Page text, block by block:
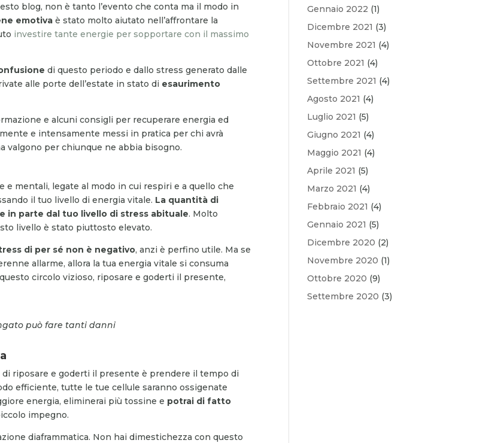
blog, non è tanto l’evento che conta ma il modo in
emotiva è stato molto aiutato nell’affrontare la
investire tante energie per sopportare con il massimo
di questo periodo e dallo stress generato dalle
alle porte dell’estate in stato di esaurimento
e alcuni consigli per recuperare energia ed
e intensamente messi in pratica per chi avrà
valgono per chiunque ne abbia bisogno.
mentali, legate al modo in cui respiri e a quello che
il tuo livello di energia vitale. La quantità di
in parte dal tuo livello di stress abituale. Molto
livello è stato piuttosto elevato.
di per sé non è negativo, anzi è perfino utile. Ma se
allarme, allora la tua energia vitale si consuma
circolo vizioso, riposare e goderti il presente,
può fare tanti danni
riposare e goderti il presente è prendere il tempo di
efficiente, tutte le tue cellule saranno ossigenate
energia, eliminerai più tossine e potrai di fatto
impegno.
diaframmatica. Non hai dimestichezza con questo
Gennaio 2022 (1)
Dicembre 2021 (3)
Novembre 2021 (4)
Ottobre 2021 (4)
Settembre 2021 (4)
Agosto 2021 (4)
Luglio 2021 (5)
Giugno 2021 (4)
Maggio 2021 (4)
Aprile 2021 (5)
Marzo 2021 (4)
Febbraio 2021 (4)
Gennaio 2021 (5)
Dicembre 2020 (2)
Novembre 2020 (1)
Ottobre 2020 (9)
Settembre 2020 (3)